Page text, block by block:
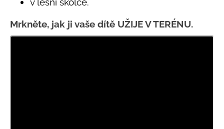
Mrkněte, jak ji vaše dítě UŽIJE V TERÉNU.